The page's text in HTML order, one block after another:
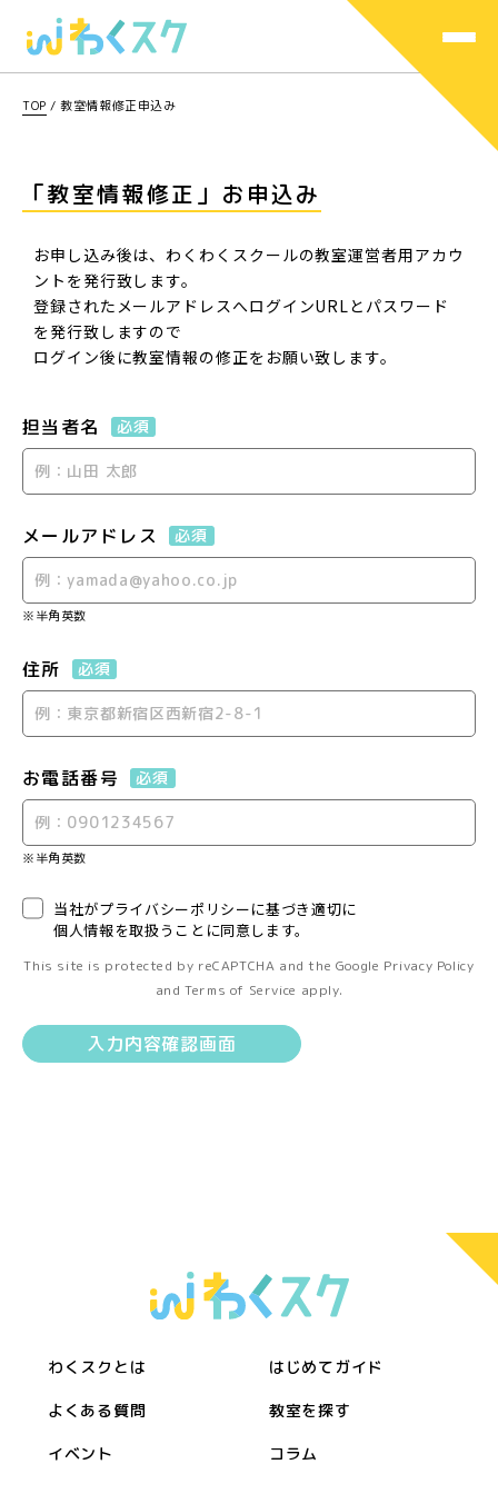
TOP /教室情報修正申込み
「教室情報修正」お申込み
お申し込み後は、わくわくスクールの教室運営者用アカウ
ントを発行致します。
登録されたメールアドレスへログインURLとパスワード
を発行致しますので
ログイン後に教室情報の修正をお願い致します。
担当者名 必須
メールアドレス 必須
※半角英数
住所 必須
お電話番号 必須
※半角英数
当社がプライバシーポリシーに基づき適切に
個人情報を取扱うことに同意します。
This site is protected by reCAPTCHA and the Google Privacy Policy
andTerms of Service apply.
入力内容確認画面
わくスクとは はじめてガイド
よくある質問 教室を探す
イベント コラム